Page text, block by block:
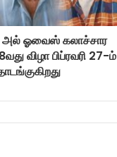
அல் ஓவைஸ் கலாச்சார
விழா பிப்ரவரி 27-ம்